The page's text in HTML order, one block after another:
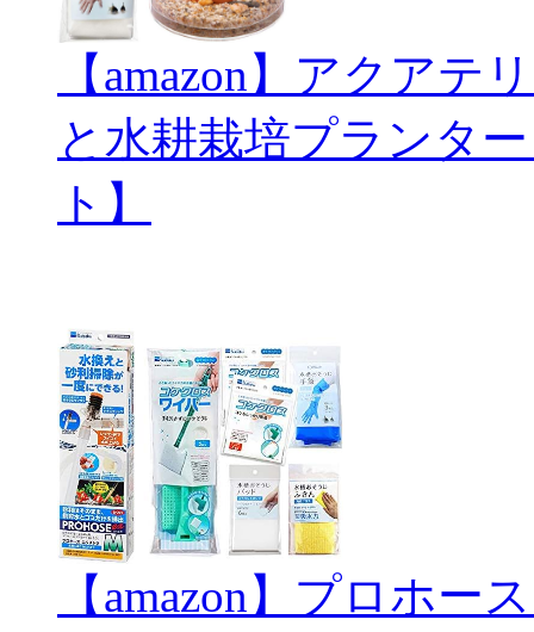
【amazon】アクアテ
と水耕栽培プランタ
ト】
【amazon】プロホ